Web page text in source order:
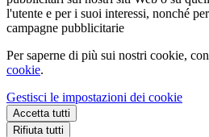
l'utente e per i suoi interessi, nonché
campagne pubblicitarie
Per saperne di più sui nostri cookie,
cookie.
Gestisci le impostazioni dei cookie
Accetta tutti
Rifiuta tutti